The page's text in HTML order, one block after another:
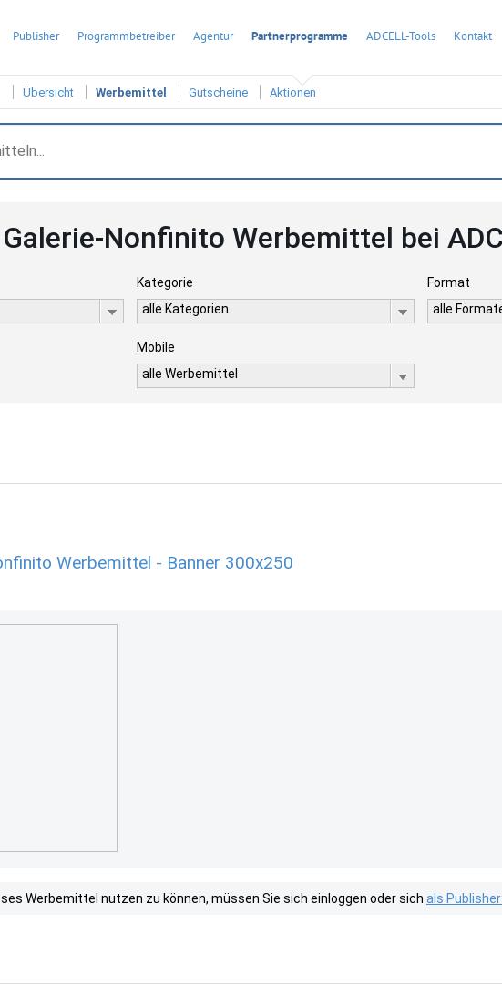
Publisher Programmbetreiber Agentur Partnerprogramme ADCELL-Tools Kontakt
Übersicht Werbemittel Gutscheine Aktionen
Galerie-Nonfinito Werbemittel bei
Kategorie
alle Kategorien
Format
alle
Mobile
alle Werbemittel
Werbemittel - Banner 300x250
Werbemittel nutzen zu können, müssen Sie sich einloggen oder sich als